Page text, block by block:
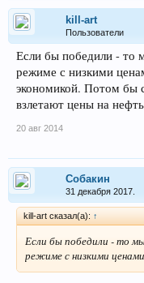
kill-art
Пользователи
Если бы победили - то
режиме с низкими
экономикой. Потом бы
взлетают цены на
20 авг 2014
Собакин
31 декабря 2017.
kill-art сказал(а): ↑
Если бы победили - то
режиме с низкими